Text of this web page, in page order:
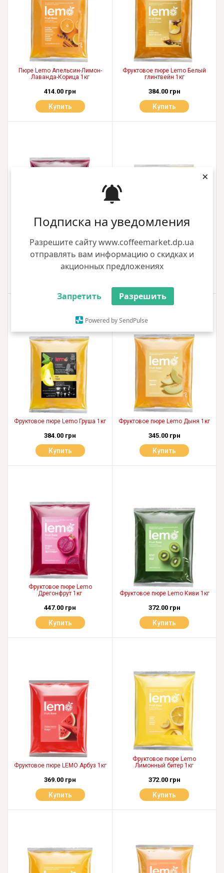
Подписка на уведомления
Разрешите сайту www.coffeemarket.dp.ua
отправлять вам информацию о скидках и
акционных предложениях
Запретить Разрешить
Powered by SendPulse
×
Пюре Lemo Апельсин-Лимон-
Лаванда-Корица 1кг
414.00 грн
Купить
Фруктовое пюре Lemo Белый
глинтвейн 1кг
384.00 грн
Купить
Фруктовое пюре Lemo Вишня
Корица Ваниль 1кг
432.00 грн
Фруктовое пюре Lemo Тыква 1кг
378.00 грн
Фруктовое пюре Lemo Груша 1кг
384.00 грн
Купить
Фруктовое пюре Lemo Дыня 1кг
345.00 грн
Купить
Фруктовое пюре Lemo
Дрегонфрут 1кг
447.00 грн
Купить
Фруктовое пюре Lemo Киви 1кг
372.00 грн
Купить
Фруктовое пюре LEMO Арбуз 1кг
369.00 грн
Купить
Фруктовое пюре Lemo
Лимонный битер 1кг
372.00 грн
Купить